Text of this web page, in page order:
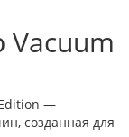
Vacuum
Edition —
созданная для